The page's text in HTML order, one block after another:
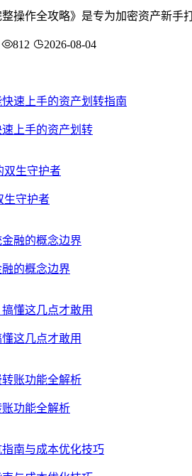
操作全攻略》是专为加密资产新
812 2026-08-04
上手的资产划转
生守护者
的概念边界
这几点才敢用
功能全解析